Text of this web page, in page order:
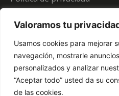
Valoramos tu
Usamos cookies para mejorar
navegación, mostrarle
personalizados y analizar
“Aceptar todo” usted da su
de las cookies.
Política de cookies
Aviso legal